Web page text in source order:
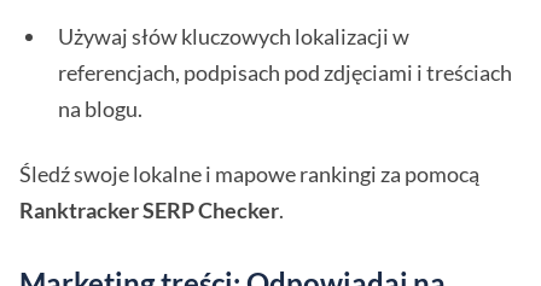
Używaj słów kluczowych lokalizacji w
referencjach, podpisach pod zdjęciami i treściach
na blogu.
Śledź swoje lokalne i mapowe rankingi za pomocą
Ranktracker SERP Checker.